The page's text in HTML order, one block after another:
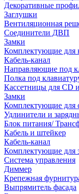
Декоративные
Заглушки
Вентиляционная
Соединители ДВП
Замки
Комплектующие для
Кабель-канал
Направляющие под
Полка под
Кассетницы для CD
Замки
Комплектующие для
Удлинители и
Блок питания/
Кабель и штейкер
Кабель-канал
Комплектующие для
Система управления
Диммер
Крепежная
Выпрямитель фасада